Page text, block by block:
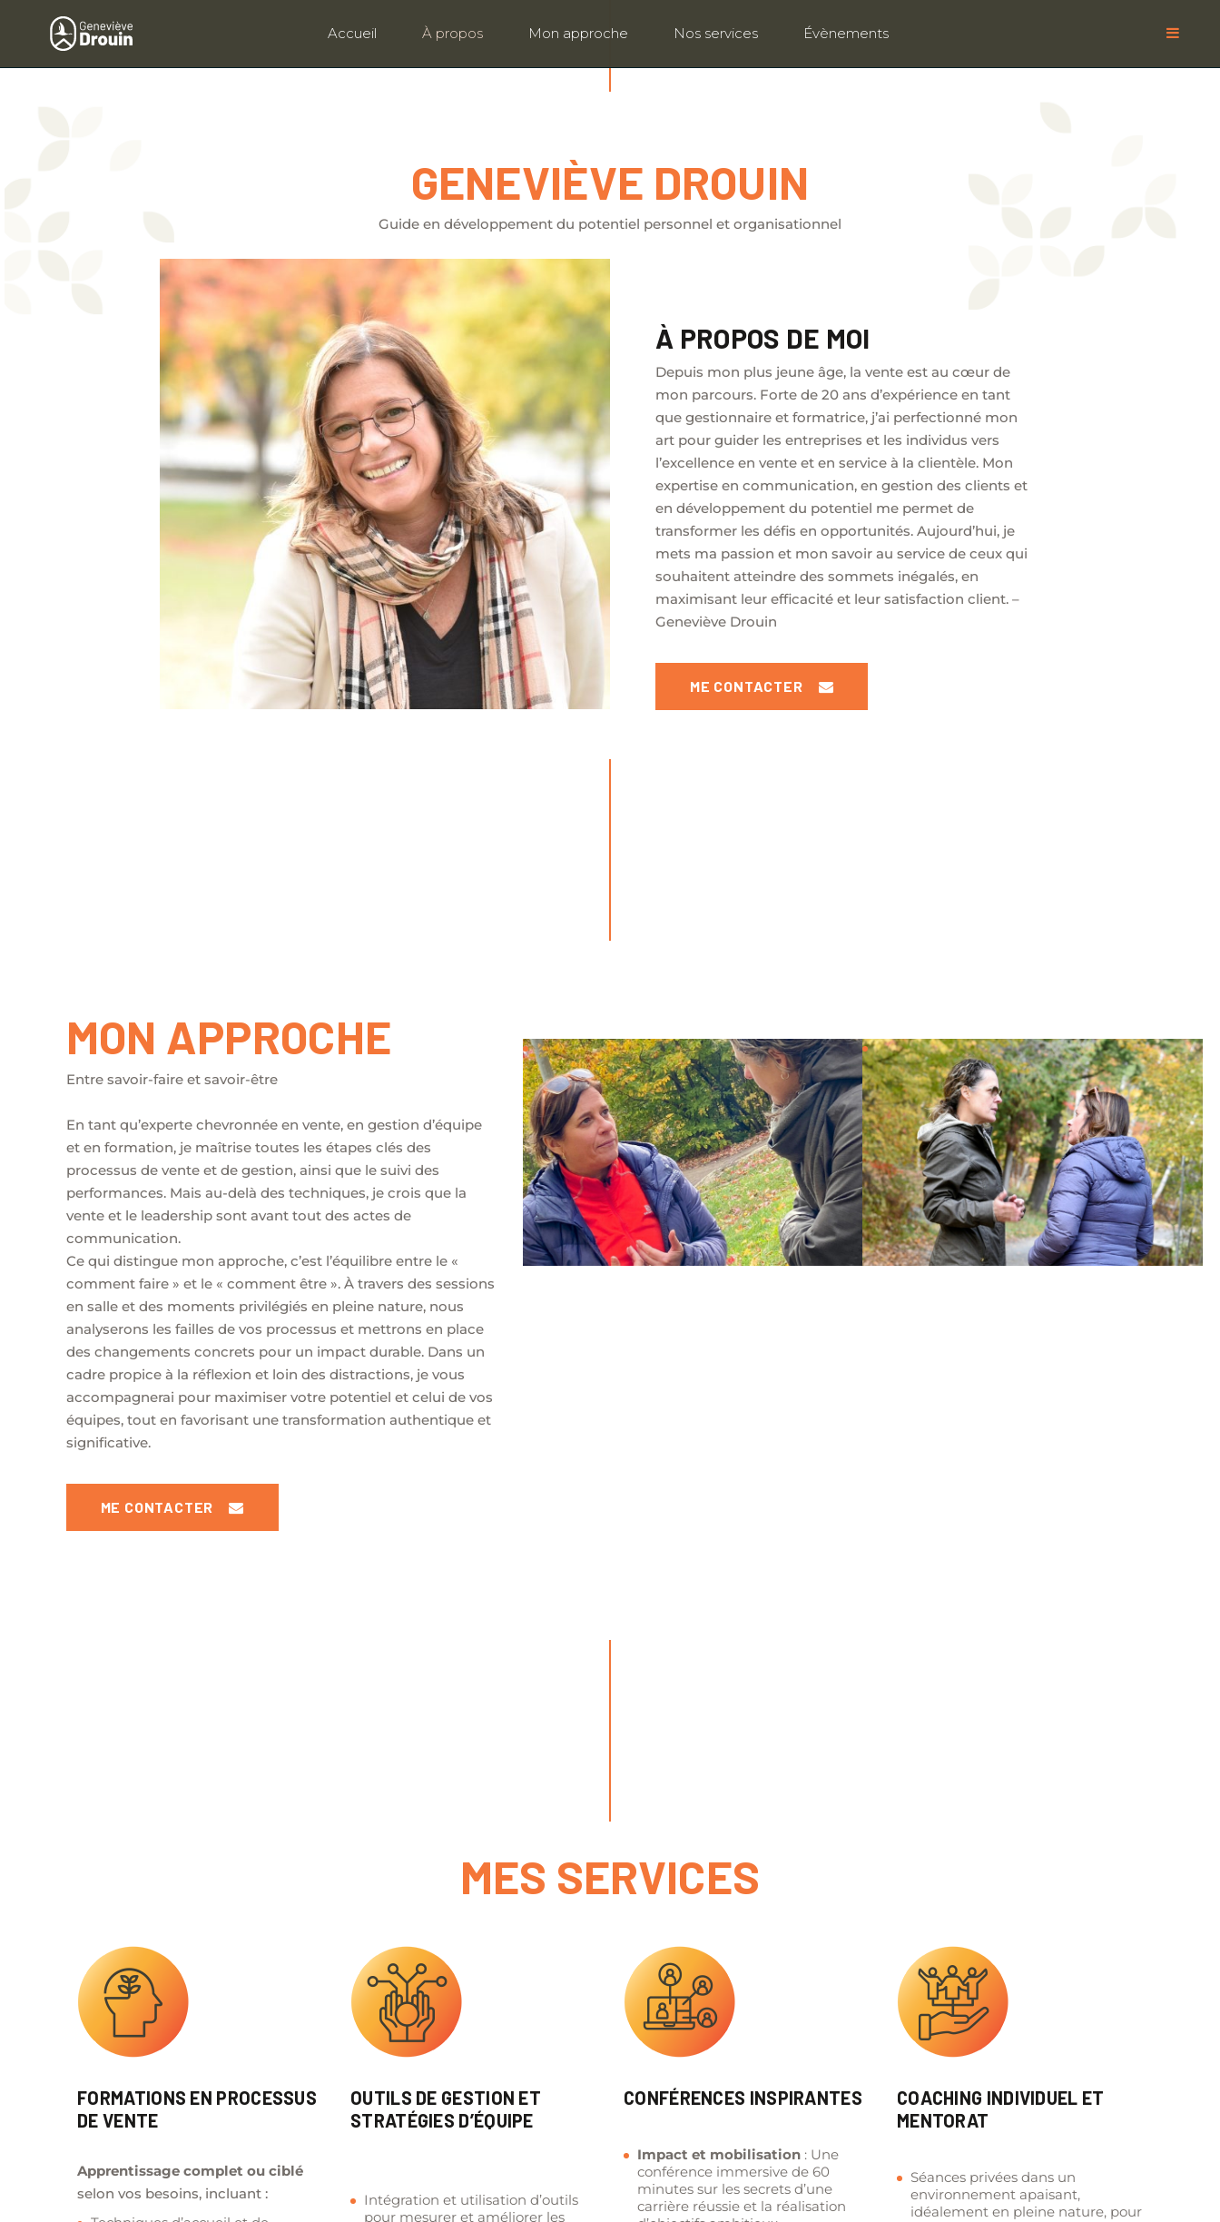
Accueil À propos Mon approche Nos services Évènements
GENEVIÈVE DROUIN
Guide en développement du potentiel personnel et organisationnel
À PROPOS DE MOI
Depuis mon plus jeune âge, la vente est au cœur de
mon parcours. Forte de 20 ans d’expérience en tant
que gestionnaire et formatrice, j’ai perfectionné mon
art pour guider les entreprises et les individus vers
l’excellence en vente et en service à la clientèle. Mon
expertise en communication, en gestion des clients et
en développement du potentiel me permet de
transformer les défis en opportunités. Aujourd’hui, je
mets ma passion et mon savoir au service de ceux qui
souhaitent atteindre des sommets inégalés, en
maximisant leur efficacité et leur satisfaction client. –
Geneviève Drouin
ME CONTACTER
MON APPROCHE
Entre savoir-faire et savoir-être
En tant qu’experte chevronnée en vente, en gestion d’équipe
et en formation, je maîtrise toutes les étapes clés des
processus de vente et de gestion, ainsi que le suivi des
performances. Mais au-delà des techniques, je crois que la
vente et le leadership sont avant tout des actes de
communication.
Ce qui distingue mon approche, c’est l’équilibre entre le «
comment faire » et le « comment être ». À travers des sessions
en salle et des moments privilégiés en pleine nature, nous
analyserons les failles de vos processus et mettrons en place
des changements concrets pour un impact durable. Dans un
cadre propice à la réflexion et loin des distractions, je vous
accompagnerai pour maximiser votre potentiel et celui de vos
équipes, tout en favorisant une transformation authentique et
significative.
ME CONTACTER
MES SERVICES
FORMATIONS EN PROCESSUS
DE VENTE
Apprentissage complet ou ciblé
selon vos besoins, incluant :
OUTILS DE GESTION ET
STRATÉGIES D’ÉQUIPE
Intégration et utilisation d’outils
pour mesurer et améliorer les
CONFÉRENCES INSPIRANTES
Impact et mobilisation : Une
conférence immersive de 60
minutes sur les secrets d’une
carrière réussie et la réalisation
COACHING INDIVIDUEL ET
MENTORAT
Séances privées dans un
environnement apaisant,
idéalement en pleine nature, pour